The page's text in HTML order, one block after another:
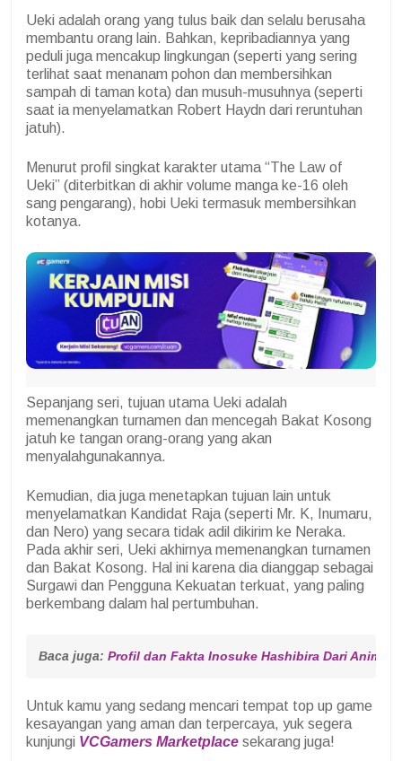
Ueki adalah orang yang tulus baik dan selalu berusaha
membantu orang lain. Bahkan, kepribadiannya yang
peduli juga mencakup lingkungan (seperti yang sering
terlihat saat menanam pohon dan membersihkan
sampah di taman kota) dan musuh-musuhnya (seperti
saat ia menyelamatkan Robert Haydn dari reruntuhan
jatuh).
Menurut profil singkat karakter utama “The Law of
Ueki” (diterbitkan di akhir volume manga ke-16 oleh
sang pengarang), hobi Ueki termasuk membersihkan
kotanya.
Sepanjang seri, tujuan utama Ueki adalah
memenangkan turnamen dan mencegah Bakat Kosong
jatuh ke tangan orang-orang yang akan
menyalahgunakannya.
Kemudian, dia juga menetapkan tujuan lain untuk
menyelamatkan Kandidat Raja (seperti Mr. K, Inumaru,
dan Nero) yang secara tidak adil dikirim ke Neraka.
Pada akhir seri, Ueki akhirnya memenangkan turnamen
dan Bakat Kosong. Hal ini karena dia dianggap sebagai
Surgawi dan Pengguna Kekuatan terkuat, yang paling
berkembang dalam hal pertumbuhan.
Baca juga: Profil dan Fakta Inosuke Hashibira Dari Anime
Untuk kamu yang sedang mencari tempat top up game
kesayangan yang aman dan terpercaya, yuk segera
kunjungi VCGamers Marketplace sekarang juga!